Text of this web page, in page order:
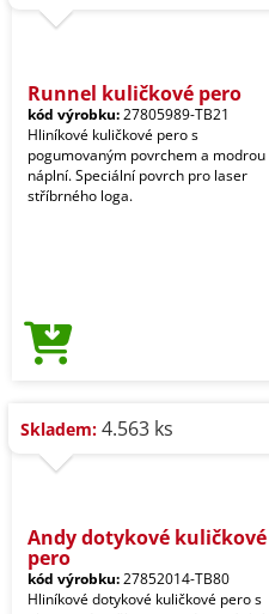
Runnel kuličkové pero
kód výrobku:27805989-TB21
Hliníkové kuličkové pero s
pogumovaným povrchem a modrou
náplní. Speciální povrch pro laser
stříbrného loga.
Skladem: 4.563 ks
Andy dotykové kuličkové
pero
kód výrobku:27852014-TB80
Hliníkové dotykové kuličkové pero s